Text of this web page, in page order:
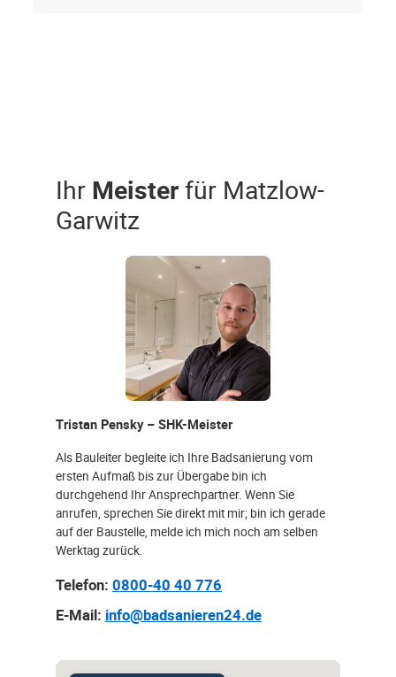
Ihr Meisterfür Matzlow-
Garwitz
Tristan Pensky – SHK-Meister
Als Bauleiter begleite ich Ihre Badsanierung vom
ersten Aufmaß bis zur Übergabe bin ich
durchgehend Ihr Ansprechpartner. Wenn Sie
anrufen, sprechen Sie direkt mit mir; bin ich gerade
auf der Baustelle, melde ich mich noch am selben
Werktag zurück.
Telefon: 0800-40 40 776
E-Mail: info@badsanieren24.de